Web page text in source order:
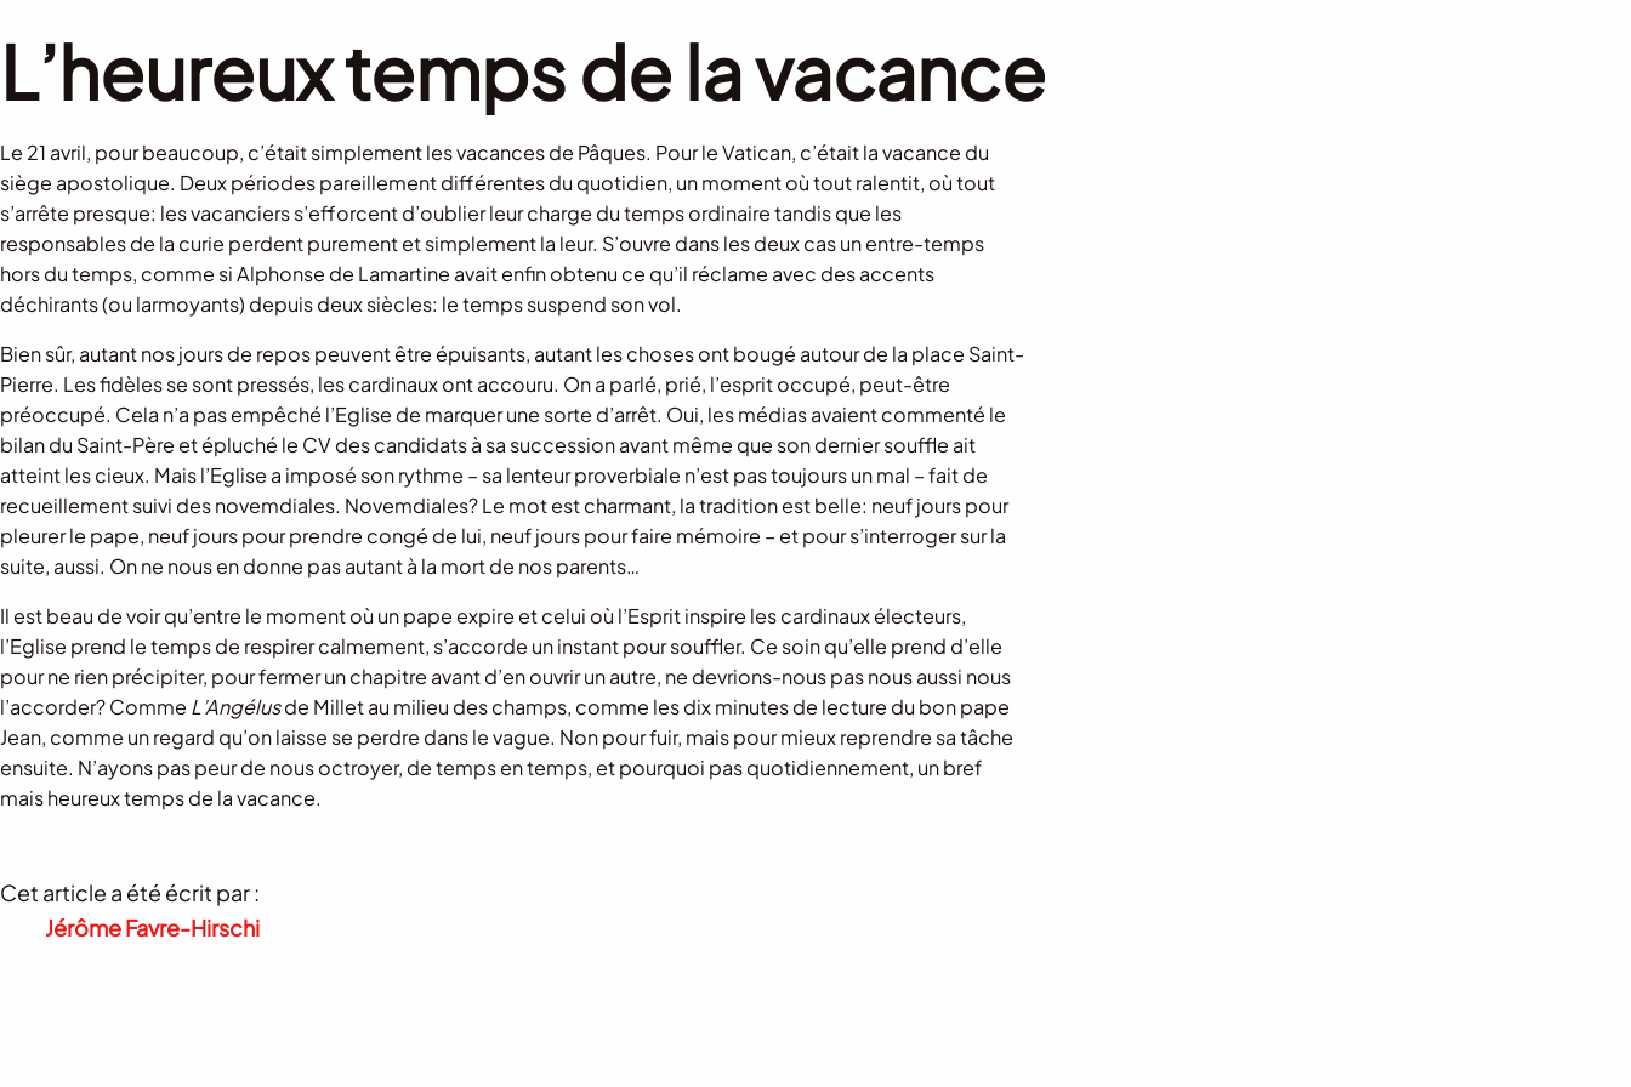
L’heureux temps de la vacance
Le 21 avril, pour beaucoup, c’était simplement les vacances de Pâques. Pour le Vatican, c’était la vacance du
siège apostolique. Deux périodes pareillement différentes du quotidien, un moment où tout ralentit, où tout
s’arrête presque: les vacanciers s’efforcent d’oublier leur charge du temps ordinaire tandis que les
responsables de la curie perdent purement et simplement la leur. S’ouvre dans les deux cas un entre-temps
hors du temps, comme si Alphonse de Lamartine avait enfin obtenu ce qu’il réclame avec des accents
déchirants (ou larmoyants) depuis deux siècles: le temps suspend son vol.
Bien sûr, autant nos jours de repos peuvent être épuisants, autant les choses ont bougé autour de la place Saint-
Pierre. Les fidèles se sont pressés, les cardinaux ont accouru. On a parlé, prié, l’esprit occupé, peut-être
préoccupé. Cela n’a pas empêché l’Eglise de marquer une sorte d’arrêt. Oui, les médias avaient commenté le
bilan du Saint-Père et épluché le CV des candidats à sa succession avant même que son dernier souffle ait
atteint les cieux. Mais l’Eglise a imposé son rythme – sa lenteur proverbiale n’est pas toujours un mal – fait de
recueillement suivi des novemdiales. Novemdiales? Le mot est charmant, la tradition est belle: neuf jours pour
pleurer le pape, neuf jours pour prendre congé de lui, neuf jours pour faire mémoire – et pour s’interroger sur la
suite, aussi. On ne nous en donne pas autant à la mort de nos parents…
Il est beau de voir qu’entre le moment où un pape expire et celui où l’Esprit inspire les cardinaux électeurs,
l’Eglise prend le temps de respirer calmement, s’accorde un instant pour souffler. Ce soin qu’elle prend d’elle
pour ne rien précipiter, pour fermer un chapitre avant d’en ouvrir un autre, ne devrions-nous pas nous aussi nous
l’accorder? Comme L’Angélusde Millet au milieu des champs, comme les dix minutes de lecture du bon pape
Jean, comme un regard qu’on laisse se perdre dans le vague. Non pour fuir, mais pour mieux reprendre sa tâche
ensuite. N’ayons pas peur de nous octroyer, de temps en temps, et pourquoi pas quotidiennement, un bref
mais heureux temps de la vacance.
Cet article a été écrit par :
Jérôme Favre-Hirschi